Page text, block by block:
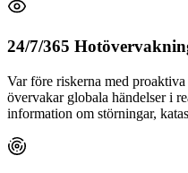
24/7/365
Var före riskerna med
övervakar globala händelser i
information om störningar,